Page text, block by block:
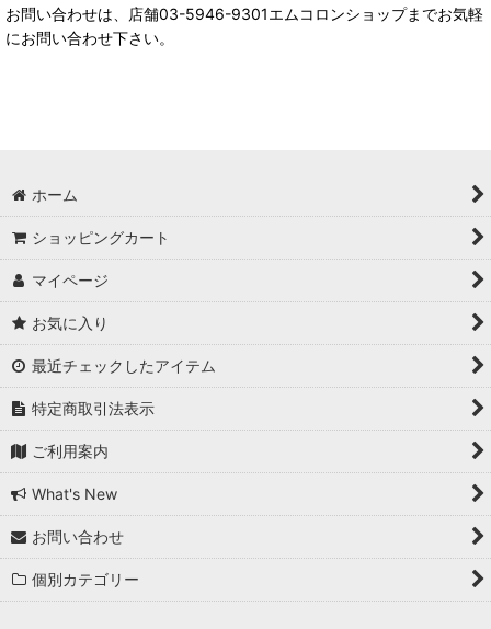
お問い合わせは、店舗03-5946-9301エムコロンショップまでお気軽
にお問い合わせ下さい。
ホーム
ショッピングカート
マイページ
お気に入り
最近チェックしたアイテム
特定商取引法表示
ご利用案内
What's New
お問い合わせ
個別カテゴリー